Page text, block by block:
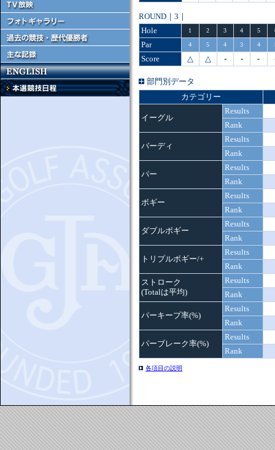
ROUND｜3｜
Hole
1 2 3 4 5
Par 4 5 4 3 4
Score △ △ - - -
部門別データ
カテゴリー
イーグル
Results
Rank
バーディ
Results
Rank
パー
Results
Rank
ボギー
Results
Rank
ダブルボギー
Results
Rank
トリプルボギー/+
Results
Rank
ストローク
(Totalは平均)
Results
Rank
パーキープ率(%)
Results
Rank
パーブレーク率(%)
Results
Rank
各項目の説明